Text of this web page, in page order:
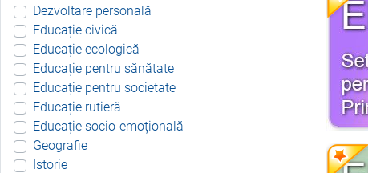
Dezvoltare personală
Educație civică
Educație ecologică
Educație pentru sănătate
Educație pentru societate
Educație rutieră
Educație socio-emoțională
Geografie
Istorie